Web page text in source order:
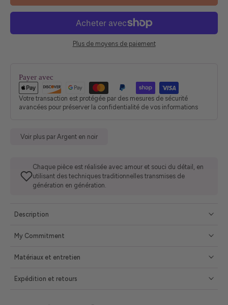
Plus de moyens de paiement
Payer avec
Votre transaction est protégée par des mesures de sécurité
avancées pour préserver la confidentialité de vos informations
Voir plus par Argent en noir
Chaque pièce est réalisée avec amour et souci du détail, en
utilisant des techniques traditionnelles transmises de
génération en génération.
Description
My Commitment
Matériaux et entretien
Expédition et retours